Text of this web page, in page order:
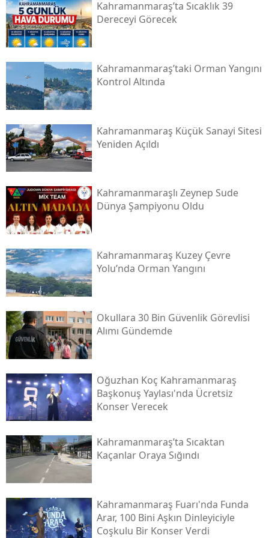
Kahramanmaraş’ta Sıcaklık 39
Dereceyi Görecek
Kahramanmaraş’taki Orman Yangını
Kontrol Altında
Kahramanmaraş Küçük Sanayi Sitesi
Yeniden Açıldı
Kahramanmaraşlı Zeynep Sude
Dünya Şampiyonu Oldu
Kahramanmaraş Kuzey Çevre
Yolu’nda Orman Yangını
Okullara 30 Bin Güvenlik Görevlisi
Alımı Gündemde
Oğuzhan Koç Kahramanmaraş
Başkonuş Yaylası'nda Ücretsiz
Konser Verecek
Kahramanmaraş’ta Sıcaktan
Kaçanlar Oraya Sığındı
Kahramanmaraş Fuarı'nda Funda
Arar, 100 Bini Aşkın Dinleyiciyle
Coşkulu Bir Konser Verdi